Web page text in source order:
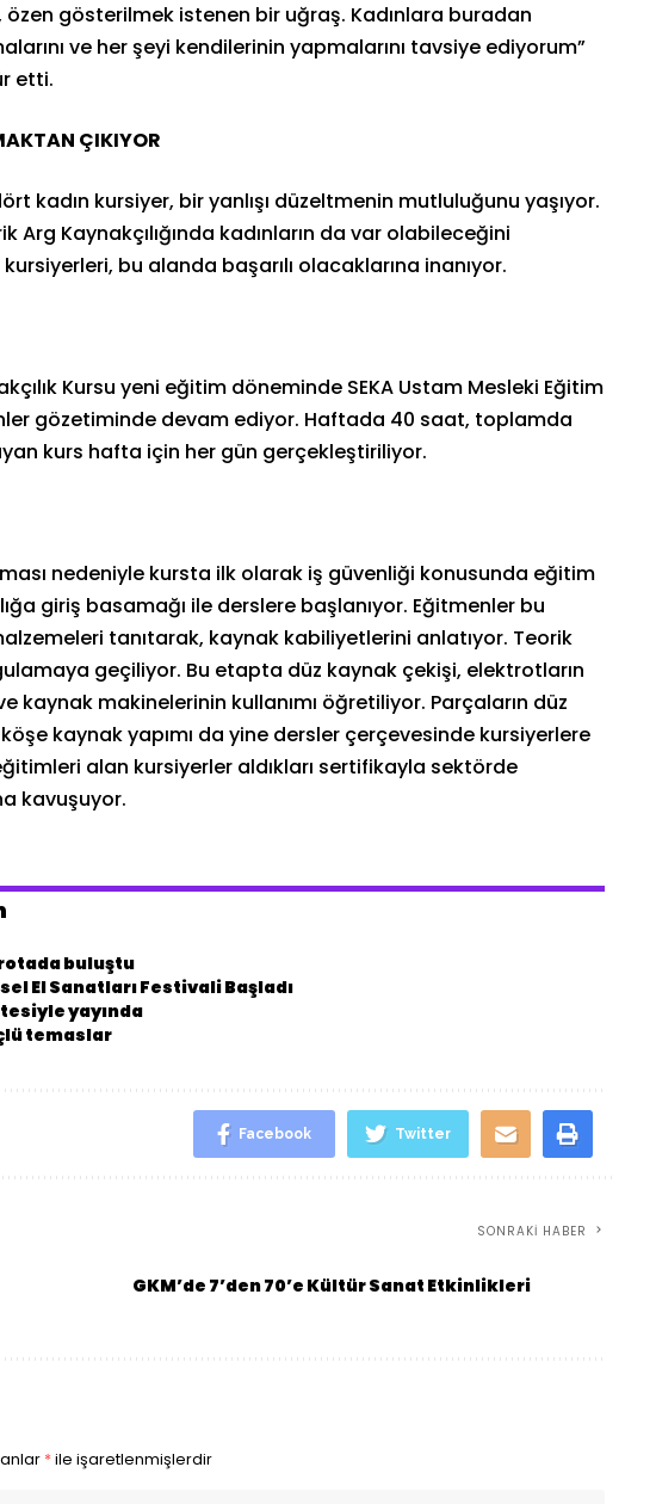
özen gösterilmek istenen bir uğraş. Kadınlara buradan
ve her şeyi kendilerinin yapmalarını tavsiye ediyorum”
etti.
ÇIKIYOR
kadın kursiyer, bir yanlışı düzeltmenin mutluluğunu yaşıyor.
Arg Kaynakçılığında kadınların da var olabileceğini
bu alanda başarılı olacaklarına inanıyor.
Kursu yeni eğitim döneminde SEKA Ustam Mesleki Eğitim
gözetiminde devam ediyor. Haftada 40 saat, toplamda
kurs hafta için her gün gerçekleştiriliyor.
nedeniyle kursta ilk olarak iş güvenliği konusunda eğitim
giriş basamağı ile derslere başlanıyor. Eğitmenler bu
tanıtarak, kaynak kabiliyetlerini anlatıyor. Teorik
geçiliyor. Bu etapta düz kaynak çekişi, elektrotların
kaynak makinelerinin kullanımı öğretiliyor. Parçaların düz
kaynak yapımı da yine dersler çerçevesinde kursiyerlere
alan kursiyerler aldıkları sertifikayla sektörde
kavuşuyor.
buluştu
El Sanatları Festivali Başladı
yayında
temaslar
Facebook Twitter
SONRAKI HABER
GKM’de 7’den 70’e Kültür Sanat Etkinlikleri
*ile işaretlenmişlerdir